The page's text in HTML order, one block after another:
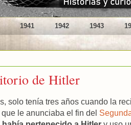
1941 1942 1943
de Hitler
solo tenía tres años cuando la
le anunciaba el fin del